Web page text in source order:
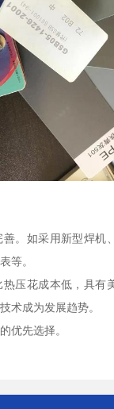
。如采用新型焊机
等。
压花成本低，具有
术成为发展趋势。
优先选择。